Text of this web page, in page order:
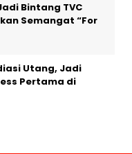
Bintang TVC
Semangat “For
Utang, Jadi
Pertama di